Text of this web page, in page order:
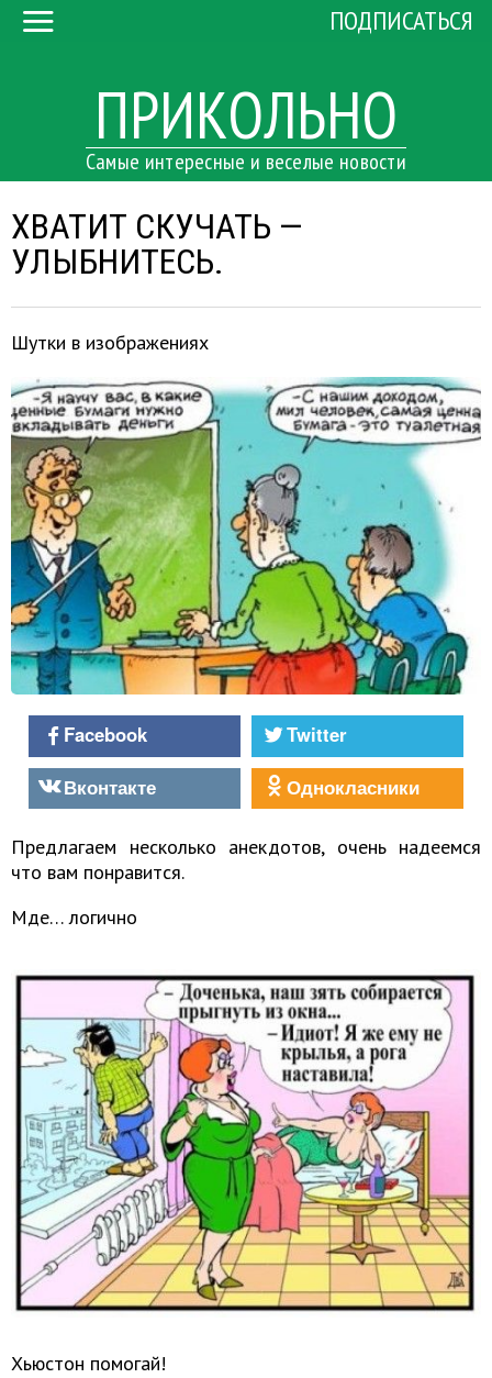
ПРИКОЛЬНО
Самые интересные и веселые новости
ПОДПИСАТЬСЯ
ХВАТИТ СКУЧАТЬ —
УЛЫБНИТЕСЬ.
Шутки в изображениях
Facebook
Twitter
Вконтакте
Однокласники
Предлагаем несколько анекдотов, очень надеемся
что вам понравится.
Мде… логично
Хьюстон помогай!